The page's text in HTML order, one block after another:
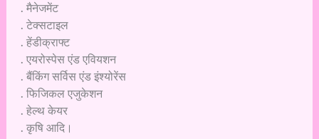
. मैनेजमेंट
. टेक्सटाइल
. हेंडीक्राफ्ट
. एयरोस्पेस एंड एवियशन
. बैंकिंग सर्विस एंड इंश्योरेंस
. फिजिकल एजुकेशन
. हेल्थ केयर
. कृषि आदि।